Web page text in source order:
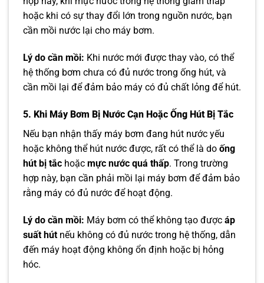
hoặc khi có sự thay đổi lớn trong nguồn nước, bạn
cần mồi nước lại cho máy bơm.
Lý do cần mồi: Khi nước mới được thay vào, có thể
hệ thống bơm chưa có đủ nước trong ống hút, và
cần mồi lại để đảm bảo máy có đủ chất lỏng để hút.
5. Khi Máy Bơm Bị Nước Cạn Hoặc Ống Hút Bị Tắc
Nếu bạn nhận thấy máy bơm đang hút nước yếu
hoặc không thể hút nước được, rất có thể là do ống
hút bị tắc hoặc mực nước quá thấp. Trong trường
hợp này, bạn cần phải mồi lại máy bơm để đảm bảo
rằng máy có đủ nước để hoạt động.
Lý do cần mồi: Máy bơm có thể không tạo được áp
suất hút nếu không có đủ nước trong hệ thống, dẫn
đến máy hoạt động không ổn định hoặc bị hỏng
hóc.